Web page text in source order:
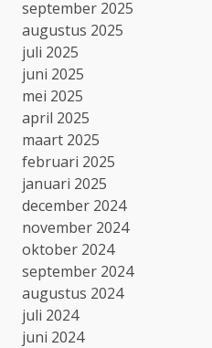
september 2025
augustus 2025
juli 2025
juni 2025
mei 2025
april 2025
maart 2025
februari 2025
januari 2025
december 2024
november 2024
oktober 2024
september 2024
augustus 2024
juli 2024
juni 2024